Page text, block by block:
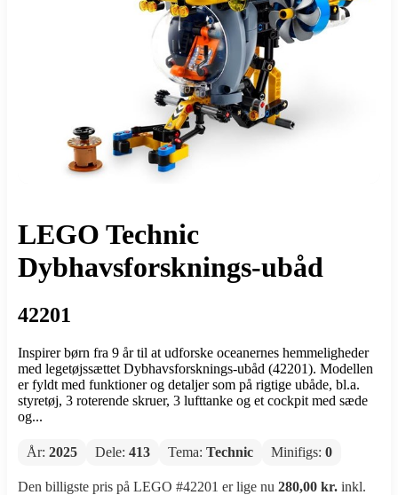
LEGO Technic
Dybhavsforsknings-ubåd
42201
Inspirer børn fra 9 år til at udforske oceanernes hemmeligheder
med legetøjssættet Dybhavsforsknings-ubåd (42201). Modellen
er fyldt med funktioner og detaljer som på rigtige ubåde, bl.a.
styretøj, 3 roterende skruer, 3 lufttanke og et cockpit med sæde
og...
År: 2025 Dele: 413 Tema: Technic Minifigs: 0
Den billigste pris på LEGO #42201 er lige nu 280,00 kr. inkl.